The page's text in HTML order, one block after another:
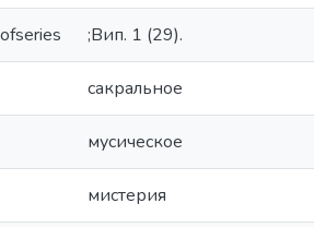
;Вип. 1 (29).
сакральное
мусическое
мистерия